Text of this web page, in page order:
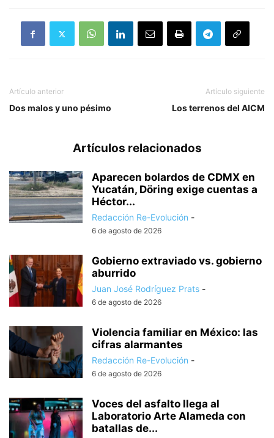
Artículo anterior
Dos malos y uno pésimo
Artículo siguiente
Los terrenos del AICM
Artículos relacionados
Aparecen bolardos de CDMX en
Yucatán, Döring exige cuentas a
Héctor...
Redacción Re-Evolución -
6 de agosto de 2026
Gobierno extraviado vs. gobierno
aburrido
Juan José Rodríguez Prats -
6 de agosto de 2026
Violencia familiar en México: las
cifras alarmantes
Redacción Re-Evolución -
6 de agosto de 2026
Voces del asfalto llega al
Laboratorio Arte Alameda con
batallas de...